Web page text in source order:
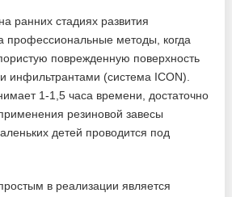
ранних стадиях развития
профессиональные методы, когда
поврежденную поверхность
инфильтрантами (система ICON).
1-1,5 часа времени, достаточно
резиновой завесы
детей проводится под
в реализации является